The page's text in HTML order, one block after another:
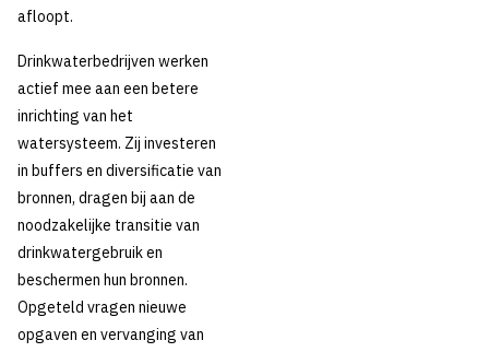
afloopt.
Drinkwaterbedrijven werken
actief mee aan een betere
inrichting van het
watersysteem. Zij investeren
in buffers en diversificatie van
bronnen, dragen bij aan de
noodzakelijke transitie van
drinkwatergebruik en
beschermen hun bronnen.
Opgeteld vragen nieuwe
opgaven en vervanging van